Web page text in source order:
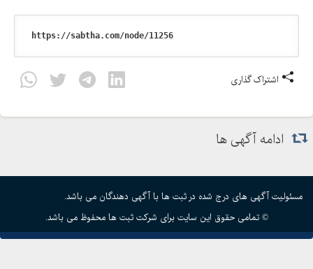
اشتراک گذاری
ادامه آگهی ها
مسئولیت آگهی های درج شده در ثبت ها با آگهی دهندگان می باشد.
© تمامی حقوق این سایت برای شرکت ثبت ها محفوظ می باشد.